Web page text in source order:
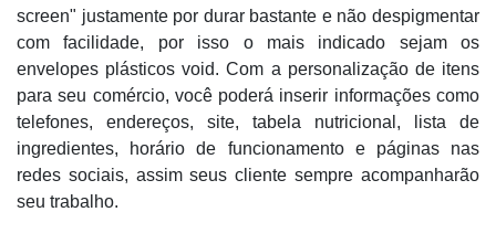
screen" justamente por durar bastante e não despigmentar
com facilidade, por isso o mais indicado sejam os
envelopes plásticos void. Com a personalização de itens
para seu comércio, você poderá inserir informações como
telefones, endereços, site, tabela nutricional, lista de
ingredientes, horário de funcionamento e páginas nas
redes sociais, assim seus cliente sempre acompanharão
seu trabalho.